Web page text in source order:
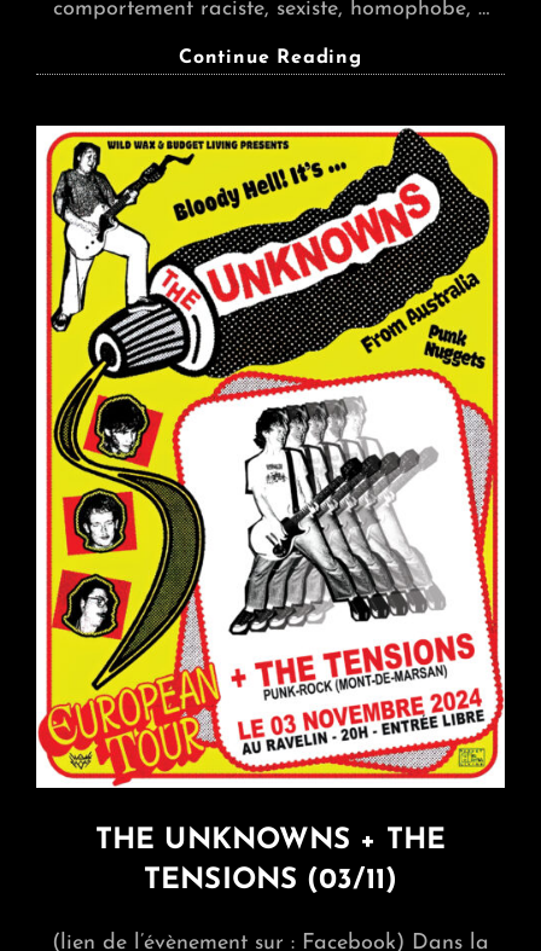
comportement raciste, sexiste, homophobe, …
Continue Reading
ANGRY
DEAD
PIRATES
+
DJ
Set
THE UNKNOWNS + THE
TENSIONS (03/11)
(lien de l’évènement sur : Facebook) Dans la